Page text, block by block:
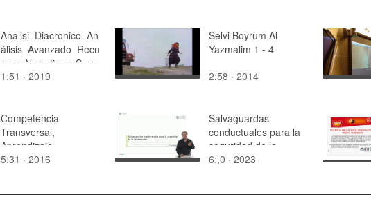
Analisi_Diacronico_An
álisis_Avanzado_Recu
rsos_Narrativos_Sono
ros
1:51 · 2019
Selvi Boyrum Al
Yazmalim 1 - 4
2:58 · 2014
Competencia
Transversal,
Aprendizaje
permanente
5:31 · 2016
Salvaguardas
conductuales para la
seguridad de la
información
6:,0 · 2023